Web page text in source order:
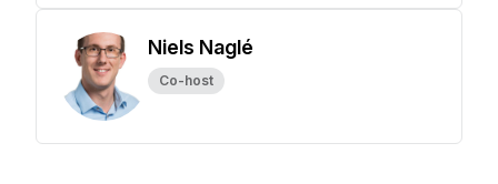
Niels Naglé
Co-host